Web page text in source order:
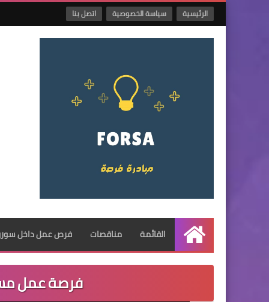
الرئيسية سياسة الخصوصية اتصل بنا
الرئيسية
القائمة مناقصات فرص عمل داخل
فرصة عمل